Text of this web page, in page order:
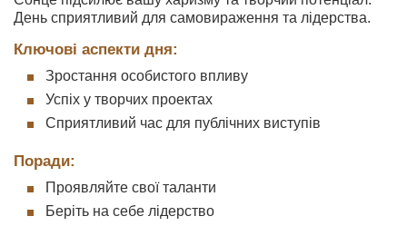
День сприятливий для самовираження та лідерства.
Ключові аспекти дня:
Зростання особистого впливу
Успіх у творчих проектах
Сприятливий час для публічних виступів
Поради:
Проявляйте свої таланти
Беріть на себе лідерство